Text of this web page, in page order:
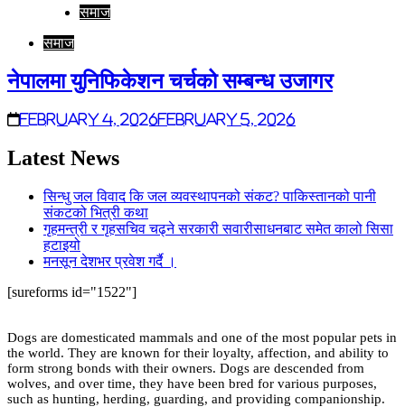
समाज
समाज
नेपालमा युनिफिकेशन चर्चको सम्बन्ध उजागर
February 4, 2026February 5, 2026
Latest News
सिन्धु जल विवाद कि जल व्यवस्थापनको संकट? पाकिस्तानको पानी
संकटको भित्री कथा
गृहमन्त्री र गृहसचिव चढ्ने सरकारी सवारीसाधनबाट समेत कालो सिसा
हटाइयो
मनसून देशभर प्रवेश गर्दै ।
[sureforms id="1522"]
Dogs are domesticated mammals and one of the most popular pets in
the world. They are known for their loyalty, affection, and ability to
form strong bonds with their owners. Dogs are descended from
wolves, and over time, they have been bred for various purposes,
such as hunting, herding, guarding, and providing companionship.